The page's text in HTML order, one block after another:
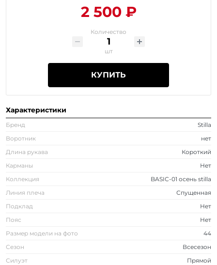
2 500 ₽
Количество
шт
КУПИТЬ
Характеристики
Бренд
Stilla
Воротник
нет
Длина рукава
Короткий
Карманы
Нет
Коллекция
BASIC-01 осень stilla
Линия плеча
Спущенная
Подклад
Нет
Пояс
Нет
Размер модели на фото
44
Сезон
Всесезон
Силуэт
Прямой